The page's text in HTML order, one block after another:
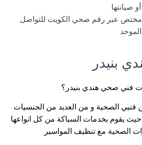
صيانتها.
مختص عبر رقم صحي الكويت للتواصل
بنيدر
فني صحي هندي بنيدر؟
فنيي الصحية و من العديد من الجنسيات
حيث يقوم بخدمات السباكة من كل انواعها
الصحية مع تنظيف المواسير.